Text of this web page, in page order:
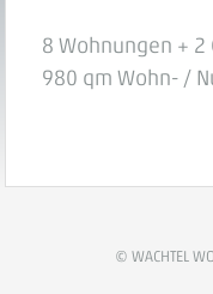
8 Wohnungen +
980 qm Wohn- /
© WACHTEL